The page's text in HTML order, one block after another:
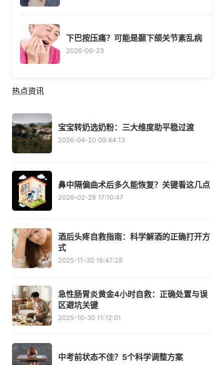
下巴按压痛？可能是颞下颌关节紊乱病
2026-06-23
热点资讯
宝宝转奶选奶粉：三大维度助平稳过渡
2026-04-20 09:44:13
鼻中隔偏曲术后多久能恢复？关键看这几点
2026-02-28 17:10:47
酒后头疼自救指南：科学解酒的正确打开方
式
2025-11-30 16:47:28
急性肠胃炎黄金4小时自救：正确处置与误
区避坑关键
2025-10-30 11:12:01
中考前状态不佳？5个科学调整方案